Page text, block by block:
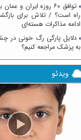
توافق ۶۰ روزه ایران و
راه است؟ / تلاش برای
ادامه مذاکرات هسته‌ای
دلایل پارگی رگ خونی در
به پزشک مراجعه کنیم؟
ویدئو